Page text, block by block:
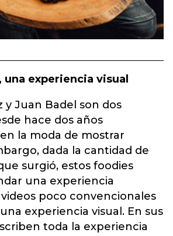
experiencia visual
y Juan Badel son dos
hace dos años
la moda de mostrar
dada la cantidad de
surgió, estos foodies
una experiencia
poco convencionales
experiencia visual. En sus
toda la experiencia